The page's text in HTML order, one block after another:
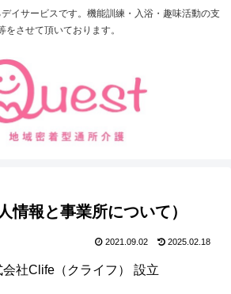
イサービスです。機能訓練・入浴・趣味活動の支
をさせて頂いております。
情報と事業所について）
2021.09.02 2025.02.18
社Clife（クライフ） 設立